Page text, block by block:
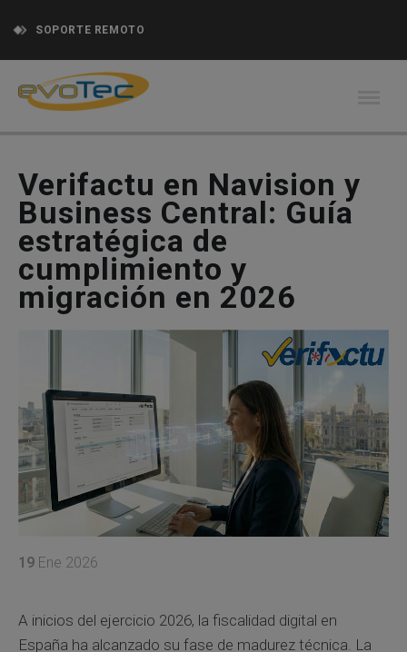
SOPORTE REMOTO
Verifactu en Navision y
Business Central: Guía
estratégica de
cumplimiento y
migración en 2026
19 Ene 2026
A inicios del ejercicio 2026, la fiscalidad digital en
España ha alcanzado su fase de madurez técnica. La